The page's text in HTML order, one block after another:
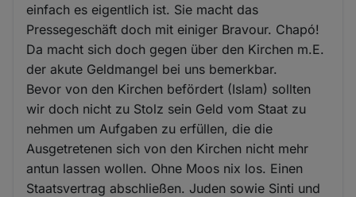
einfach es eigentlich ist. Sie macht das
Pressegeschäft doch mit einiger Bravour. Chapó!
Da macht sich doch gegen über den Kirchen m.E.
der akute Geldmangel bei uns bemerkbar.
Bevor von den Kirchen befördert (Islam) sollten
wir doch nicht zu Stolz sein Geld vom Staat zu
nehmen um Aufgaben zu erfüllen, die die
Ausgetretenen sich von den Kirchen nicht mehr
antun lassen wollen. Ohne Moos nix los. Einen
Staatsvertrag abschließen. Juden sowie Sinti und